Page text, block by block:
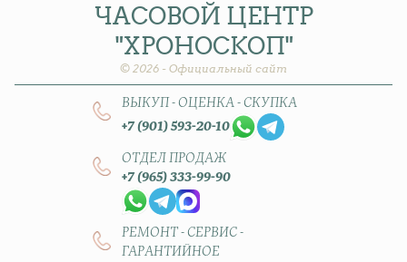
ЧАСОВОЙ ЦЕНТР
"ХРОНОСКОП"
© 2026 - Официальный сайт
ВЫКУП - ОЦЕНКА - СКУПКА
+7 (901) 593-20-10
ОТДЕЛ ПРОДАЖ
+7 (965) 333-99-90
РЕМОНТ - СЕРВИС -
ГАРАНТИЙНОЕ